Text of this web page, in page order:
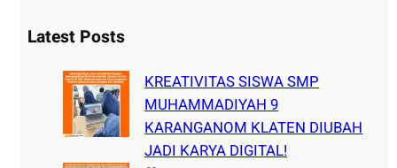
rLatest Posts
KREATIVITAS SISWA SMP
MUHAMMADIYAH 9
KARANGANOM KLATEN DIUBAH
JADI KARYA DIGITAL!